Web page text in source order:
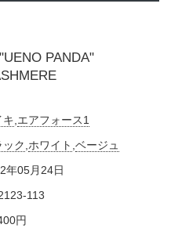
PANDA"
キ エアフォース1
ック ホワイト ,ベージュ
年05月24日
113
円